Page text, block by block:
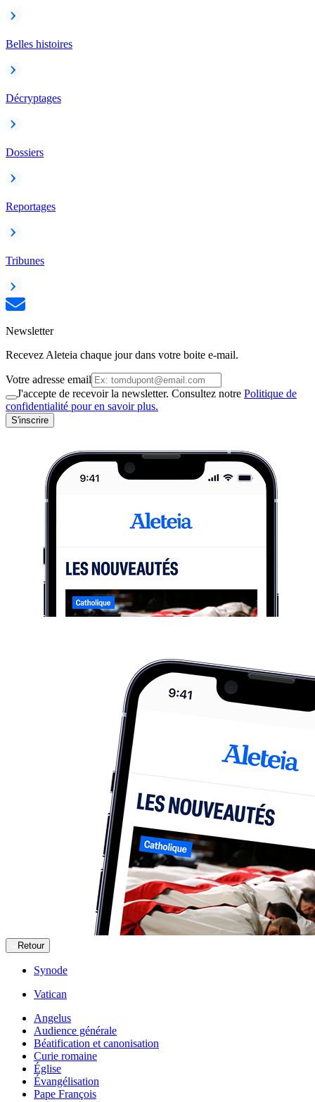
Belles histoires
Décryptages
Dossiers
Reportages
Tribunes
Newsletter
Recevez Aleteia chaque jour dans votre boite e-mail.
Votre adresse email
J'accepte de recevoir la newsletter. Consultez notre Politique de
confidentialité pour en savoir plus.
S'inscrire
Retour
Synode
Vatican
Angelus
Audience générale
Béatification et canonisation
Curie romaine
Église
Évangélisation
Pape François